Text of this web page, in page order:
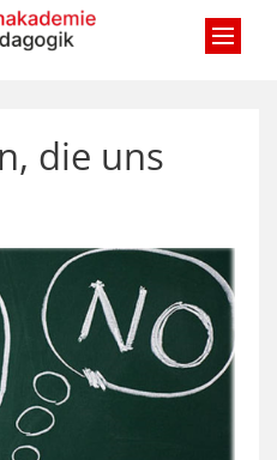
die uns